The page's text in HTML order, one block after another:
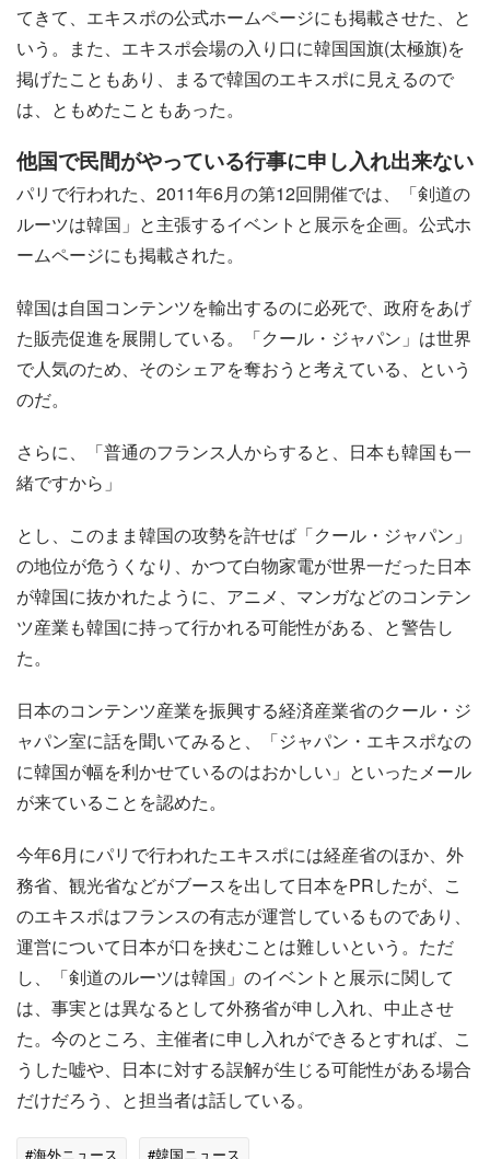
てきて、エキスポの公式ホームページにも掲載させた、と
いう。また、エキスポ会場の入り口に韓国国旗(太極旗)を
掲げたこともあり、まるで韓国のエキスポに見えるので
は、ともめたこともあった。
他国で民間がやっている行事に申し入れ出来ない
パリで行われた、2011年6月の第12回開催では、「剣道の
ルーツは韓国」と主張するイベントと展示を企画。公式ホ
ームページにも掲載された。
韓国は自国コンテンツを輸出するのに必死で、政府をあげ
た販売促進を展開している。「クール・ジャパン」は世界
で人気のため、そのシェアを奪おうと考えている、という
のだ。
さらに、「普通のフランス人からすると、日本も韓国も一
緒ですから」
とし、このまま韓国の攻勢を許せば「クール・ジャパン」
の地位が危うくなり、かつて白物家電が世界一だった日本
が韓国に抜かれたように、アニメ、マンガなどのコンテン
ツ産業も韓国に持って行かれる可能性がある、と警告し
た。
日本のコンテンツ産業を振興する経済産業省のクール・ジ
ャパン室に話を聞いてみると、「ジャパン・エキスポなの
に韓国が幅を利かせているのはおかしい」といったメール
が来ていることを認めた。
今年6月にパリで行われたエキスポには経産省のほか、外
務省、観光省などがブースを出して日本をPRしたが、こ
のエキスポはフランスの有志が運営しているものであり、
運営について日本が口を挟むことは難しいという。ただ
し、「剣道のルーツは韓国」のイベントと展示に関して
は、事実とは異なるとして外務省が申し入れ、中止させ
た。今のところ、主催者に申し入れができるとすれば、こ
うした嘘や、日本に対する誤解が生じる可能性がある場合
だけだろう、と担当者は話している。
#海外ニュース #韓国ニュース